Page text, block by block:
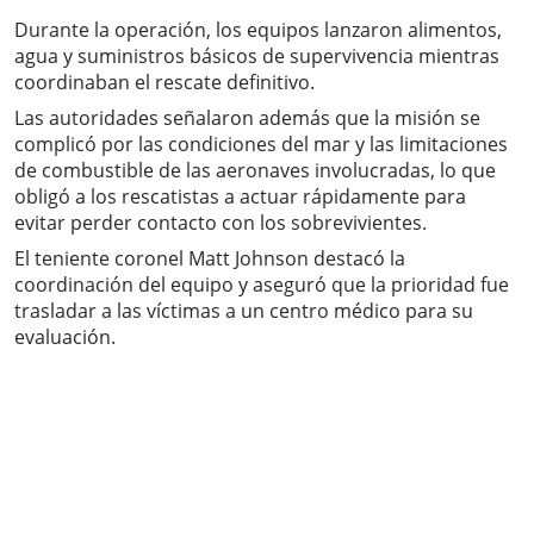
Durante la operación, los equipos lanzaron alimentos,
agua y suministros básicos de supervivencia mientras
coordinaban el rescate definitivo.
Las autoridades señalaron además que la misión se
complicó por las condiciones del mar y las limitaciones
de combustible de las aeronaves involucradas, lo que
obligó a los rescatistas a actuar rápidamente para
evitar perder contacto con los sobrevivientes.
El teniente coronel Matt Johnson destacó la
coordinación del equipo y aseguró que la prioridad fue
trasladar a las víctimas a un centro médico para su
evaluación.